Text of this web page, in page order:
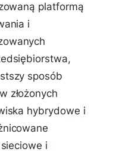
platformą
i
sposób
złożonych
hybrydowe i
i